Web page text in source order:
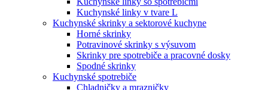
Kuchynské linky v tvare L
Kuchynské skrinky a sektorové kuchyne
Horné skrinky
Potravinové skrinky s výsuvom
Skrinky pre spotrebiče a pracovné dosky
Spodné skrinky
Kuchynské spotrebiče
Chladničky a mrazničky